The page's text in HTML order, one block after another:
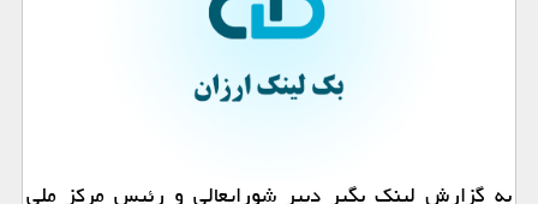
به گزارش لینك بگیر دبیر شورایعالی و رئیس مركز ملی